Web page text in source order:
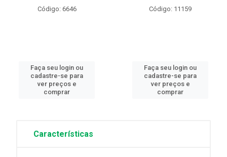
Código: 6646
Faça seu login ou
cadastre-se para
ver preços e
comprar
Código: 11159
Faça seu login ou
cadastre-se para
ver preços e
comprar
Características